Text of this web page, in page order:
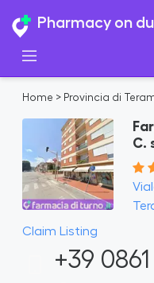
Pharmacy on
Home > Provincia di
C.
Claim Listing
+39